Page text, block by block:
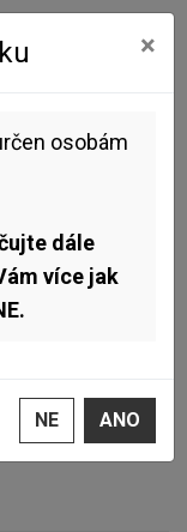
×
osobám
dále
více jak
NE ANO